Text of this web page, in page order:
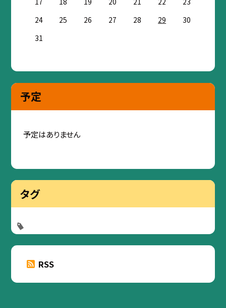
24
25 26 27 28 29
30
31
予定
予定はありません
タグ
RSS